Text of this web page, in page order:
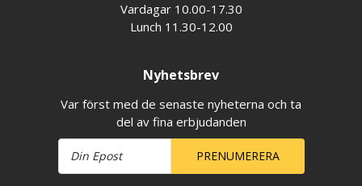
Vardagar 10.00-17.30
Lunch 11.30-12.00
Nyhetsbrev
Var först med de senaste nyheterna och ta
del av fina erbjudanden
PRENUMERERA